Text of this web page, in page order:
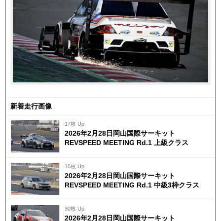
新着走行画像
17枚 Up
2026年2月28日岡山国際サーキット
REVSPEED MEETING Rd.1 上級クラス
16枚 Up
2026年2月28日岡山国際サーキット
REVSPEED MEETING Rd.1 中級3枠クラス
30枚 Up
2026年2月28日岡山国際サーキット